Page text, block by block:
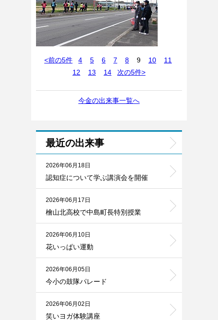
<前の5件 4 5 6 7 8 9 10
11
12
13 14 次の5件>
今金の出来事一覧へ
最近の出来事
2026年06月18日
認知症について学ぶ講演会を開催
2026年06月17日
檜山北高校で中島町長特別授業
2026年06月10日
花いっぱい運動
2026年06月05日
今小の鼓隊パレード
2026年06月02日
笑いヨガ体験講座